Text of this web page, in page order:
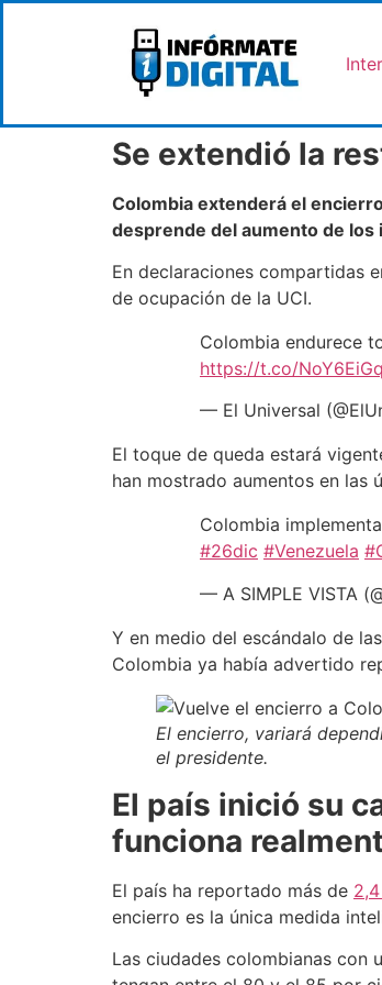
Se extendió la
Colombia extenderá el
desprende del aumento de
En declaraciones compartidas
de ocupación de la UCI.
Colombia endurece
https://t.co/
— El Universal
El toque de queda estará
han mostrado aumentos en las
Colombia
#26dic #Venezuela
— A SIMPLE VISTA
Y en medio del escándalo de
Colombia ya había advertido
El encierro, variará
el presidente.
El país inició su
funciona
El país ha reportado más de
encierro es la única medida
Las ciudades colombianas con